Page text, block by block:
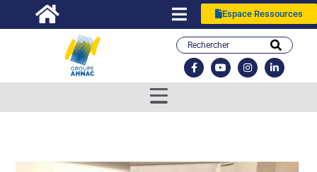
Espace Ressources